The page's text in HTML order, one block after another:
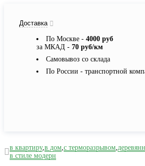
Доставка
По Москве - 4000 руб
за МКАД - 70 руб/км
Самовывоз со склада
По России - транспортной
в квартиру,в дом,с терморазрывом,
в стиле модерн